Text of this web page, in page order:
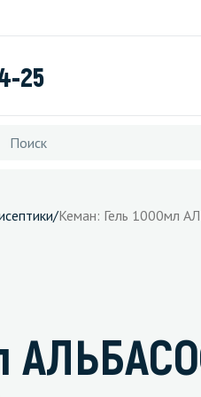
25
/Кеман: Гель 1000мл